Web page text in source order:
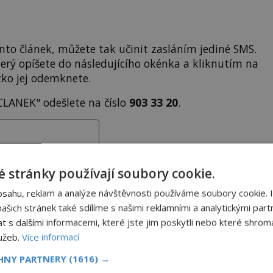
článek, můžete tak učinit zasláním jediné SMS.
opíšete do následujícího okénka a kliknutím na
jej odemknete.
odešlete na číslo 903 33 20.
DPH. Službu technicky zajišťuje Airtoy a.s. Infolinka: 602 777 555,
stránky používají soubory cookie.
reklam a analýze návštěvnosti používáme soubory cookie.
stránek také sdílíme s našimi reklamními a analytickými
s dalšími informacemi, které jste jim poskytli nebo které
Více informací
PARTNERY (1616) →